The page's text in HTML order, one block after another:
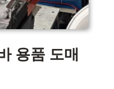
용품 도매